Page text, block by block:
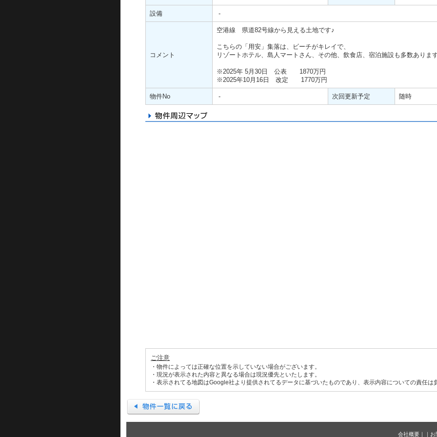
設備 -
コメント
空港線 県道82号線から見える土地です♪
こちらの「用安」集落は、ビーチがキレイで、
リゾートホテル、島人マートさん、その他、飲食店、宿泊施設も多数ありま
※2025年 5月30日 公表 1870万円
※2025年10月16日 改定 1770万円
物件No - 次回更新予定 随時
ご注意
・物件によっては正確な位置を示していない場合がございます。
・現況が表示された内容と異なる場合は現況優先といたします。
・表示されてる地図はGoogle社より提供されてるデータに基づいたものであり、表示内容についての責任は
会社概要 ｜ ｜ お